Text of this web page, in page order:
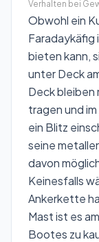
Verhalten bei
Obwohl ein
Faradaykäfig
bieten kann,
unter Deck
Deck bleiben
tragen und
ein Blitz
seine
davon
Keinesfalls
Ankerkette
Mast ist es
Bootes zu